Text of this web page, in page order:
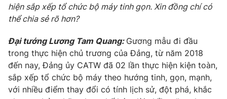
hiện sắp xếp tổ chức bộ máy tinh gọn. Xin đồng chí có
thể chia sẻ rõ hơn?
Đại tướng Lương Tam Quang: Gương mẫu đi đầu
trong thực hiện chủ trương của Đảng, từ năm 2018
đến nay, Đảng ủy CATW đã 02 lần thực hiện kiện toàn,
sắp xếp tổ chức bộ máy theo hướng tinh, gọn, mạnh,
với nhiều điểm thay đổi có tính lịch sử, đột phá, khắc